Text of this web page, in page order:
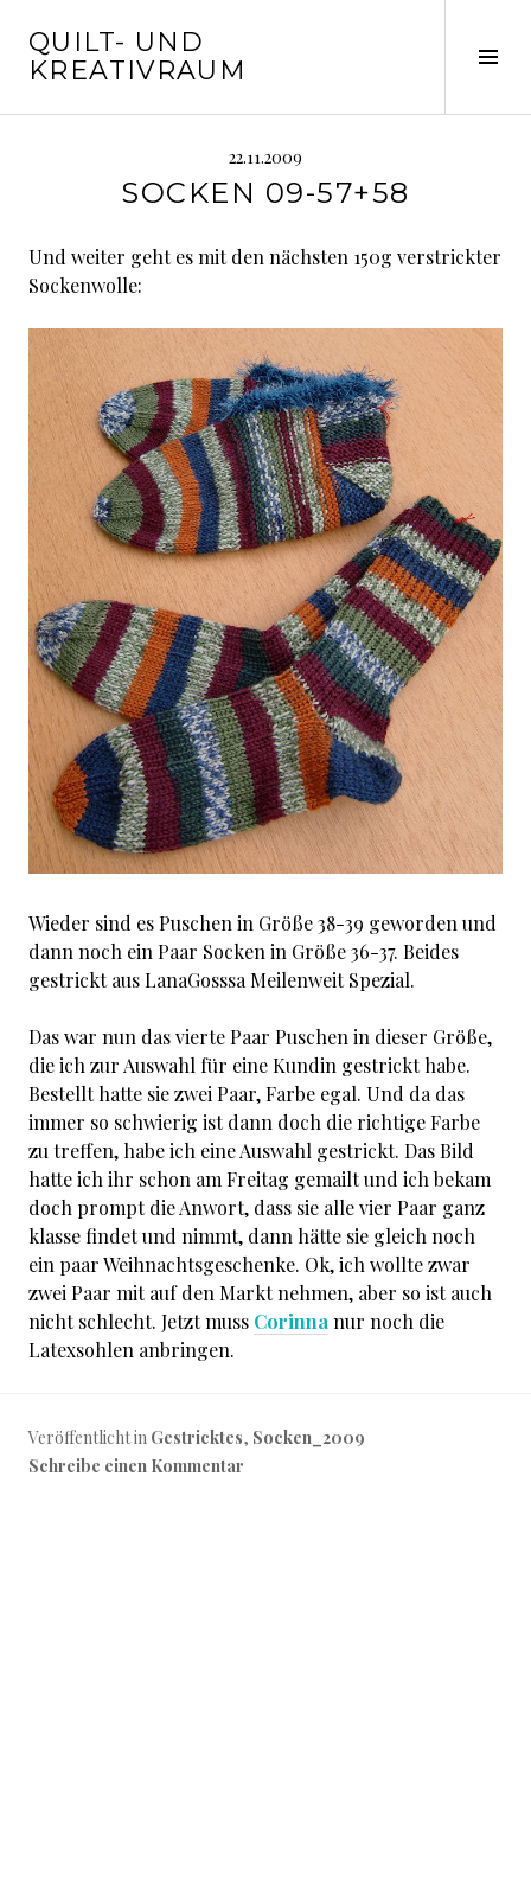
zum
Inhalt
QUILT- UND
KREATIVRAUM
22.11.2009
SOCKEN 09-57+58
Und weiter geht es mit den nächsten 150g verstrickter
Sockenwolle:
Wieder sind es Puschen in Größe 38-39 geworden und
dann noch ein Paar Socken in Größe 36-37. Beides
gestrickt aus LanaGosssa Meilenweit Spezial.
Das war nun das vierte Paar Puschen in dieser Größe,
die ich zur Auswahl für eine Kundin gestrickt habe.
Bestellt hatte sie zwei Paar, Farbe egal. Und da das
immer so schwierig ist dann doch die richtige Farbe
zu treffen, habe ich eine Auswahl gestrickt. Das Bild
hatte ich ihr schon am Freitag gemailt und ich bekam
doch prompt die Anwort, dass sie alle vier Paar ganz
klasse findet und nimmt, dann hätte sie gleich noch
ein paar Weihnachtsgeschenke. Ok, ich wollte zwar
zwei Paar mit auf den Markt nehmen, aber so ist auch
nicht schlecht. Jetzt muss Corinna nur noch die
Latexsohlen anbringen.
Veröffentlicht in Gestricktes, Socken_2009
Schreibe einen Kommentar